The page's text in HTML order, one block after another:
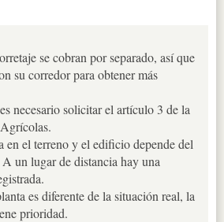
se cobran por separado, así que
su corredor para obtener más
necesario solicitar el artículo 3 de la
en el terreno y el edificio depende del
A un lugar de distancia hay una
es diferente de la situación real, la
prioridad.